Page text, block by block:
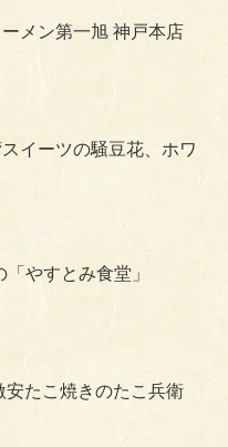
ーメン第一旭 神戸本店
スイーツの騒豆花、ホワ
「やすとみ食堂」
安たこ焼きのたこ兵衛